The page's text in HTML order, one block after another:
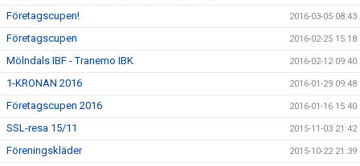
Företagscupen! 2016-03-05 08:43
Företagscupen 2016-02-25 15:18
Mölndals IBF - Tranemo IBK 2016-02-12 09:40
1-KRONAN 2016 2016-01-29 09:48
Företagscupen 2016 2016-01-16 15:40
SSL-resa 15/11 2015-11-03 21:42
Föreningskläder 2015-10-22 21:39